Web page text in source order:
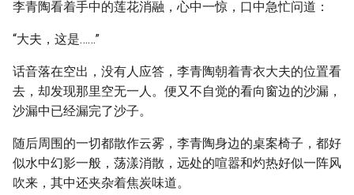
李青陶看着手中的莲花消融，心中一惊，口中急忙问道：
“大夫，这是……”
话音落在空出，没有人应答，李青陶朝着青衣大夫的位置看
去，却发现那里空无一人。便又不自觉的看向窗边的沙漏，
沙漏中已经漏完了沙子。
随后周围的一切都散作云雾，李青陶身边的桌案椅子，都好
似水中幻影一般，荡漾消散，远处的喧嚣和灼热好似一阵风
吹来，其中还夹杂着焦炭味道。